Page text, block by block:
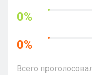
0%
0%
Всего